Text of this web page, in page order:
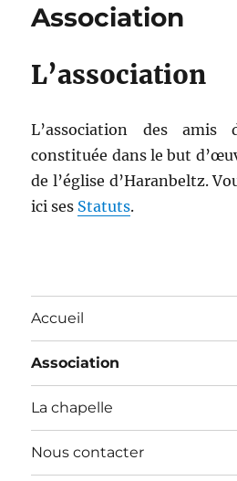
Association
L’association
L’association des amis
constituée dans le but
de l’église d’Haranbeltz.
ici ses Statuts.
Accueil
Association
La chapelle
Nous contacter